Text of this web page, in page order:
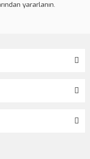
yararlanın.